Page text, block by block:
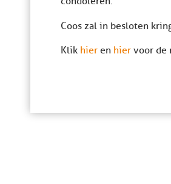
Coos zal in besloten
Klik hier en hier voor de